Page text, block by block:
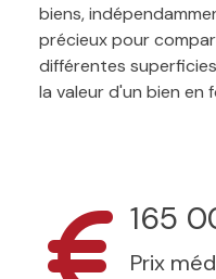
biens,
précieux pour
différentes
la valeur d'un bien en
165
Prix